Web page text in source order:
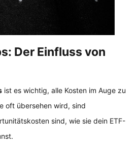
Der Einfluss von
ist es wichtig, alle Kosten im Auge zu
oft übersehen wird, sind
sind, wie sie dein ETF-